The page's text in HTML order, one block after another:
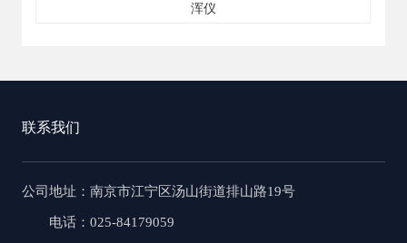
浑仪
联系我们
公司地址 ：南京市江宁区汤山街道排山路19号
电话：025-84179059